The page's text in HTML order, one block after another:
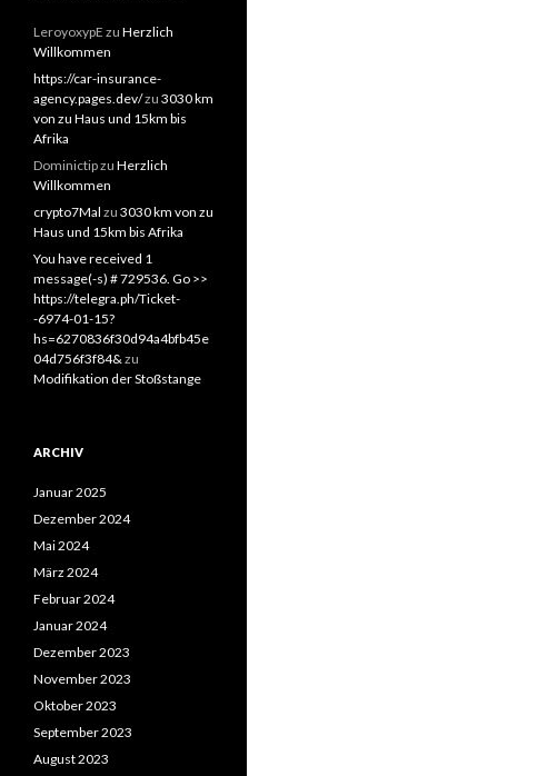
LeroyoxypE zu Herzlich
Willkommen
https://car-insurance-
agency.pages.dev/zu 3030 km
von zu Haus und 15km bis
Afrika
Dominictipzu Herzlich
Willkommen
crypto7Mal zu 3030 km von zu
Haus und 15km bis Afrika
You have received 1
message(-s) # 729536. Go >>
https://telegra.ph/Ticket-
-6974-01-15?
hs=6270836f30d94a4bfb45e
04d756f3f84&zu
Modifikation der Stoßstange
ARCHIV
Januar 2025
Dezember 2024
Mai 2024
März 2024
Februar 2024
Januar 2024
Dezember 2023
November 2023
Oktober 2023
September 2023
August 2023